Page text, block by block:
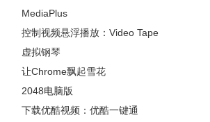
MediaPlus
控制视频悬浮播放：Video Tape
虚拟钢琴
让Chrome飘起雪花
2048电脑版
下载优酷视频：优酷一键通